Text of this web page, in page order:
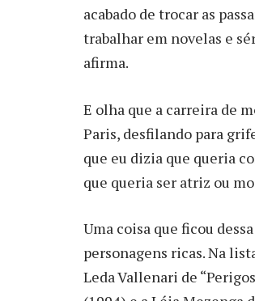
acabado de trocar as
trabalhar em novelas e
afirma.
E olha que a carreira de
Paris, desfilando para
que eu dizia que queria
que queria ser atriz ou
Uma coisa que ficou
personagens ricas. Na
Leda Vallenari de